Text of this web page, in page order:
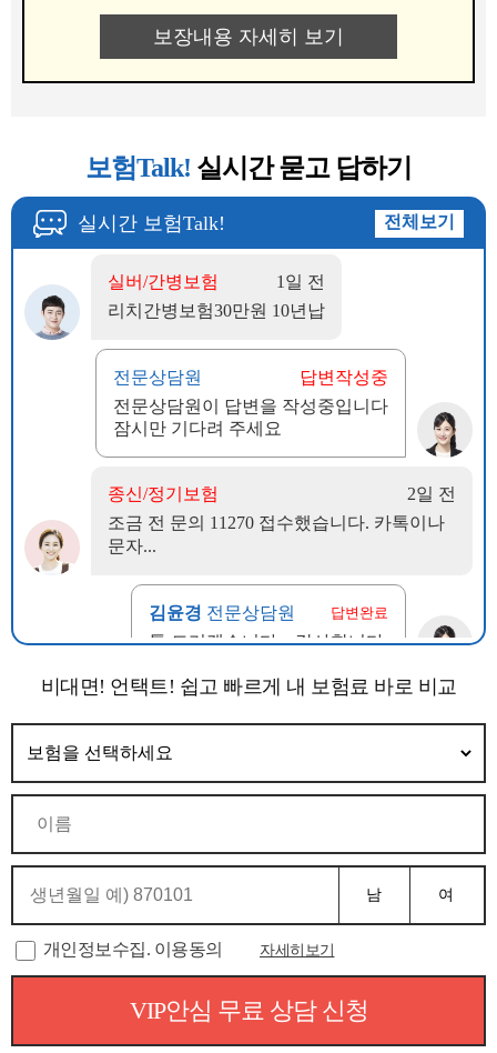
보장내용 자세히 보기
비대면! 언택트! 쉽고 빠르게 내 보험료 바로 비교
남 여
개인정보수집. 이용동의 자세히보기
VIP안심 무료 상담 신청